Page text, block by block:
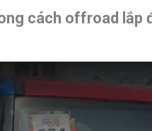
cách offroad lắp